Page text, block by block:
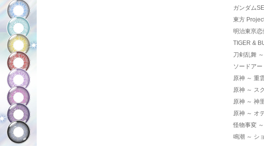
ガンダム
東方
明治東亰
TIGER &
刀剣乱舞
ソードア
原神 ～ 重
原神 ～ ス
原神 ～ 神
原神 ～ オ
怪物事変
鳴潮 ～ シ